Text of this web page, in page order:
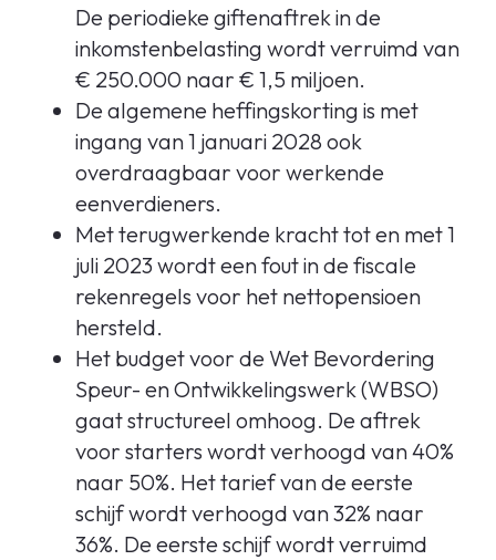
De periodieke giftenaftrek in de
inkomstenbelasting wordt verruimd van
€ 250.000 naar € 1,5 miljoen.
De algemene heffingskorting is met
ingang van 1 januari 2028 ook
overdraagbaar voor werkende
eenverdieners.
Met terugwerkende kracht tot en met 1
juli 2023 wordt een fout in de fiscale
rekenregels voor het nettopensioen
hersteld.
Het budget voor de Wet Bevordering
Speur- en Ontwikkelingswerk (WBSO)
gaat structureel omhoog. De aftrek
voor starters wordt verhoogd van 40%
naar 50%. Het tarief van de eerste
schijf wordt verhoogd van 32% naar
36%. De eerste schijf wordt verruimd